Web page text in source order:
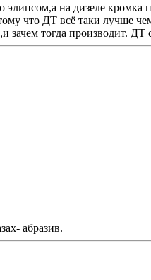
на дизеле
что ДТ всё таки лучше
тогда производит. ДТ
абразив.